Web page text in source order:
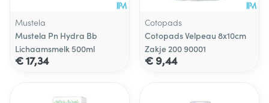
Mustela
Mustela Pn Hydra Bb
Lichaamsmelk 500ml
€ 17,34
Cotopads
Cotopads Velpeau 8x10cm
Zakje 200 90001
€ 9,44